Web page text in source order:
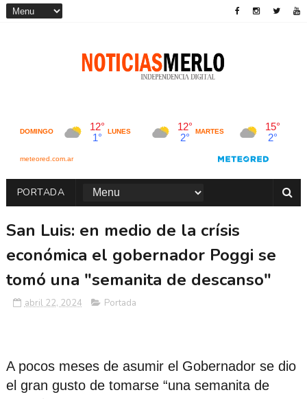
PORTADA
San Luis: en medio de la crísis
económica el gobernador Poggi se
tomó una "semanita de descanso"
abril 22, 2024 Portada
A pocos meses de asumir el Gobernador se dio
el gran gusto de tomarse “una semanita de